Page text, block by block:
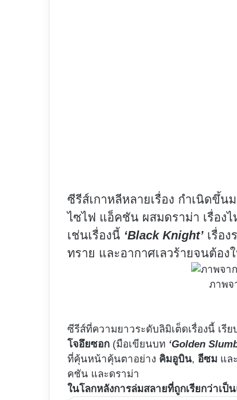
ซีรีส์เกาหลีหลายเรื่อง กำเนิดขึ้น
ไซไฟ แอ็คชัน ผสมดราม่า เรื่อง
เช่นเรื่องนี้ ‘Black Knight’ เรื่อ
ทราย และอากาศเลวร้ายจนต้อ
ภาพจ
ซีรีส์ที่ความยาวระดับลิมิเต็ดเรื่องนี้ เรีย
โจอึยซอก (มือเขียนบท ‘Golden
ที่คุ้นหน้าคุ้นตาอย่าง คิมอูบิน,อีซม และ
คชัน และดราม่า
ในโลกหลังการล่มสลายที่ถูกเรียกว่าเป็